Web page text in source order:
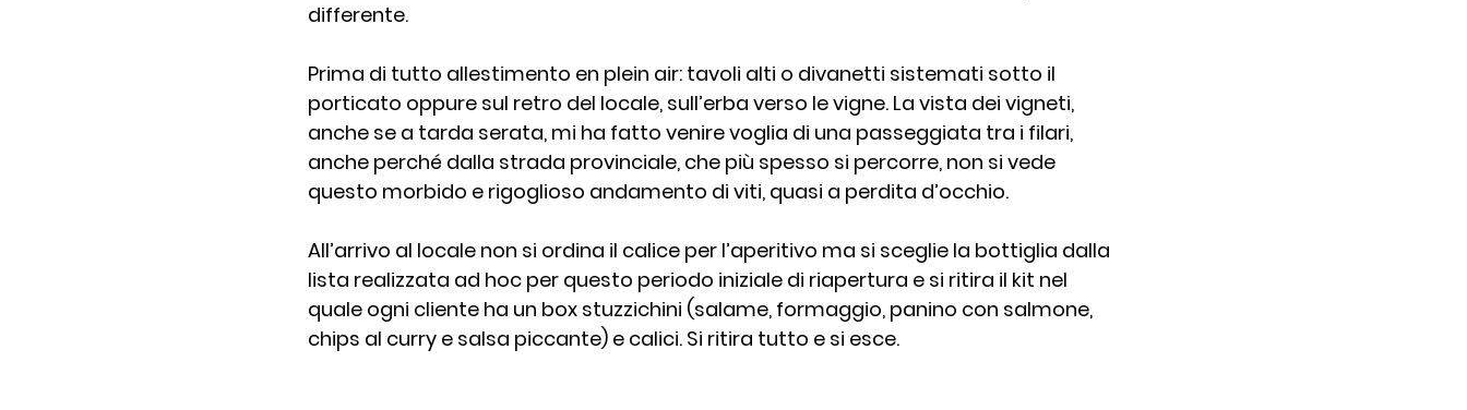
Pensieri sparsi
differente.
Prima di tutto allestimento en plein air: tavoli alti o divanetti sistemati sotto il
porticato oppure sul retro del locale, sull’erba verso le vigne. La vista dei vigneti,
anche se a tarda serata, mi ha fatto venire voglia di una passeggiata tra i filari,
anche perché dalla strada provinciale, che più spesso si percorre, non si vede
questo morbido e rigoglioso andamento di viti, quasi a perdita d’occhio.
All’arrivo al locale non si ordina il calice per l’aperitivo ma si sceglie la bottiglia dalla
lista realizzata ad hoc per questo periodo iniziale di riapertura e si ritira il kit nel
quale ogni cliente ha un box stuzzichini (salame, formaggio, panino con salmone,
chips al curry e salsa piccante) e calici. Si ritira tutto e si esce.